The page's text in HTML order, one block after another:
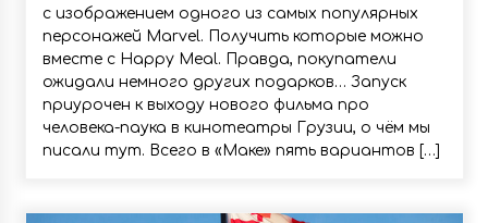
с изображением одного из самых популярных
персонажей Marvel. Получить которые можно
вместе с Happy Meal. Правда, покупатели
ожидали немного других подарков… Запуск
приурочен к выходу нового фильма про
человека-паука в кинотеатры Грузии, о чём мы
писали тут. Всего в «Маке» пять вариантов […]